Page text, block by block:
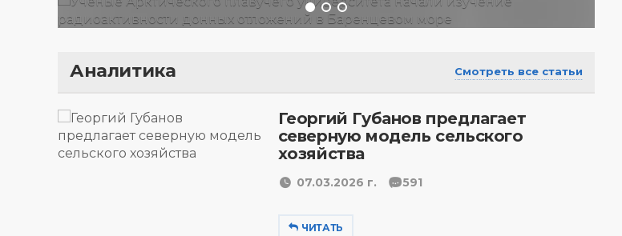
Аналитика Смотреть все статьи
Георгий Губанов предлагает
северную модель сельского
хозяйства
07.03.2026 г. 591
ЧИТАТЬ